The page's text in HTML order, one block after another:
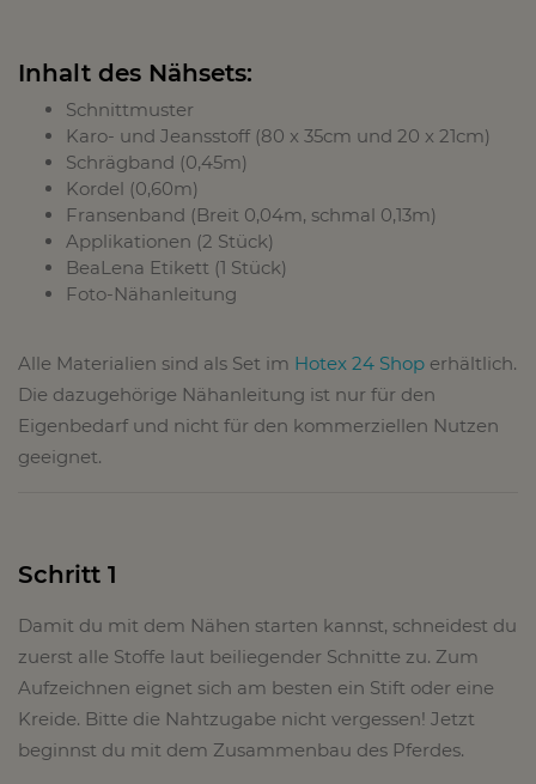
Inhalt des Nähsets:
Schnittmuster
Karo- und Jeansstoff (80 x 35cm und 20 x 21cm)
Schrägband (0,45m)
Kordel (0,60m)
Fransenband (Breit 0,04m, schmal 0,13m)
Applikationen (2 Stück)
BeaLena Etikett (1 Stück)
Foto-Nähanleitung
Alle Materialien sind als Set im Hotex 24 Shop erhältlich.
Die dazugehörige Nähanleitung ist nur für den
Eigenbedarf und nicht für den kommerziellen Nutzen
geeignet.
Schritt 1
Damit du mit dem Nähen starten kannst, schneidest du
zuerst alle Stoffe laut beiliegender Schnitte zu. Zum
Aufzeichnen eignet sich am besten ein Stift oder eine
Kreide. Bitte die Nahtzugabe nicht vergessen! Jetzt
beginnst du mit dem Zusammenbau des Pferdes.